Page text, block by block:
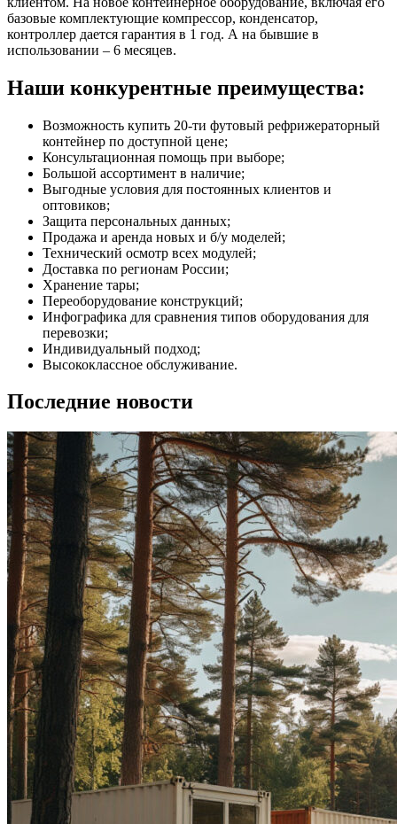
базовые комплектующие компрессор, конденсатор,
контроллер дается гарантия в 1 год. А на бывшие в
использовании – 6 месяцев.
Наши конкурентные преимущества:
Возможность купить 20-ти футовый рефрижераторный
контейнер по доступной цене;
Консультационная помощь при выборе;
Большой ассортимент в наличие;
Выгодные условия для постоянных клиентов и
оптовиков;
Защита персональных данных;
Продажа и аренда новых и б/у моделей;
Технический осмотр всех модулей;
Доставка по регионам России;
Хранение тары;
Переоборудование конструкций;
Инфографика для сравнения типов оборудования для
перевозки;
Индивидуальный подход;
Высококлассное обслуживание.
Последние новости